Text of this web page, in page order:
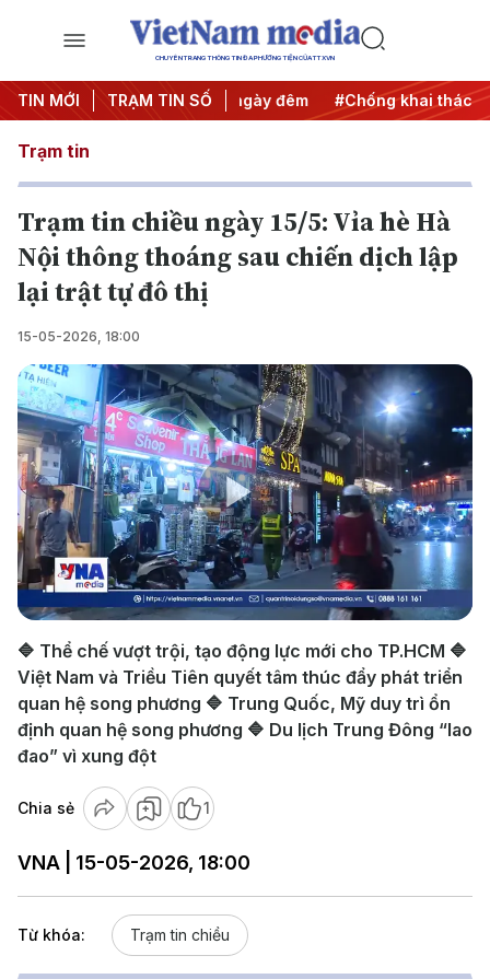
CHUYÊN TRANG THÔNG TIN ĐA PHƯƠNG TIỆN CỦA TTXVN
TIN MỚI TRẠM TIN SỐ
#Chiến dịch 500 ngày đêm #Chống khai thác IUU
Trạm tin
Trạm tin chiều ngày 15/5: Vỉa hè Hà
Nội thông thoáng sau chiến dịch lập
lại trật tự đô thị
15-05-2026, 18:00
Play
Video
🔷 Thể chế vượt trội, tạo động lực mới cho TP.HCM 🔷
Việt Nam và Triều Tiên quyết tâm thúc đẩy phát triển
quan hệ song phương 🔷 Trung Quốc, Mỹ duy trì ổn
định quan hệ song phương 🔷 Du lịch Trung Đông “lao
đao” vì xung đột
Chia sẻ 1
VNA | 15-05-2026, 18:00
Từ khóa: Trạm tin chiều